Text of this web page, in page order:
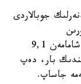
جوبالاردى
ەسەپتەلگەندەي تاعى 1 ميلليارد جىل ەمەس، شامامەن 9,1
بار، دەپ